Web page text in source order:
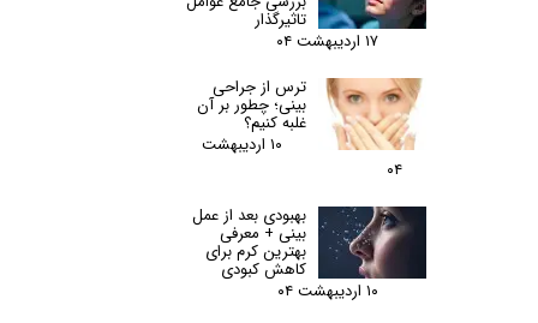
تاثیرگذار
۱۷ اردیبهشت ۰۴
ترس از جراحی
بینی؛ چطور بر آن
غلبه کنیم؟
۱۰ اردیبهشت
۰۴
بهبودی بعد از عمل
بینی + معرفی
بهترین کرم برای
کاهش کبودی
۱۰ اردیبهشت ۰۴